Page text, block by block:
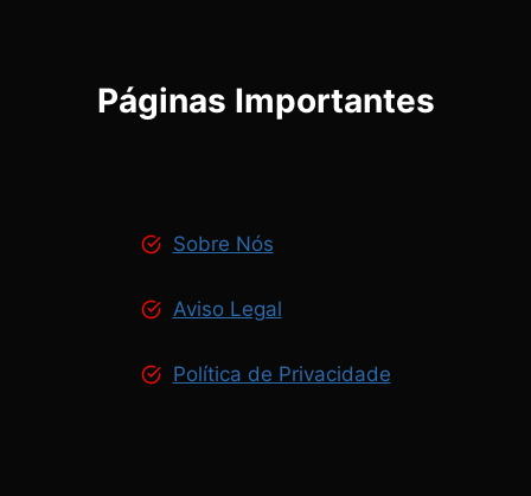
Páginas Importantes
Sobre Nós
Aviso Legal
Política de Privacidade